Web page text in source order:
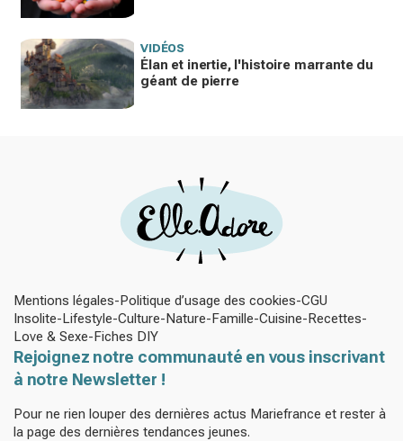
VIDÉOS
Élan et inertie, l'histoire marrante du
géant de pierre
Mentions légales Politique d’usage des cookies CGU
Insolite Lifestyle Culture Nature Famille Cuisine Recettes
Love & Sexe Fiches DIY
Rejoignez notre communauté en vous inscrivant
à notre Newsletter !
Pour ne rien louper des dernières actus Mariefrance et rester à
la page des dernières tendances jeunes.